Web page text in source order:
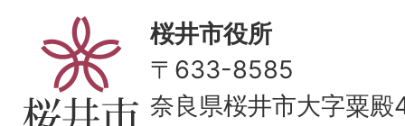
桜井市役所
〒633-8585
奈良県桜井市大字粟